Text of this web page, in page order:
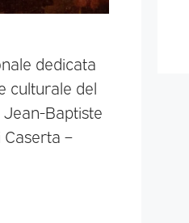
dedicata
culturale del
Jean-Baptiste
Caserta –